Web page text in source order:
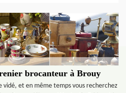
brocanteur à Brouy
vidé, et en même temps vous recherchez